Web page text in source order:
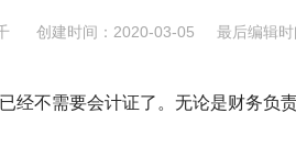
创建时间：2020-03-05 最后编辑
经不需要会计证了。无论是财务负